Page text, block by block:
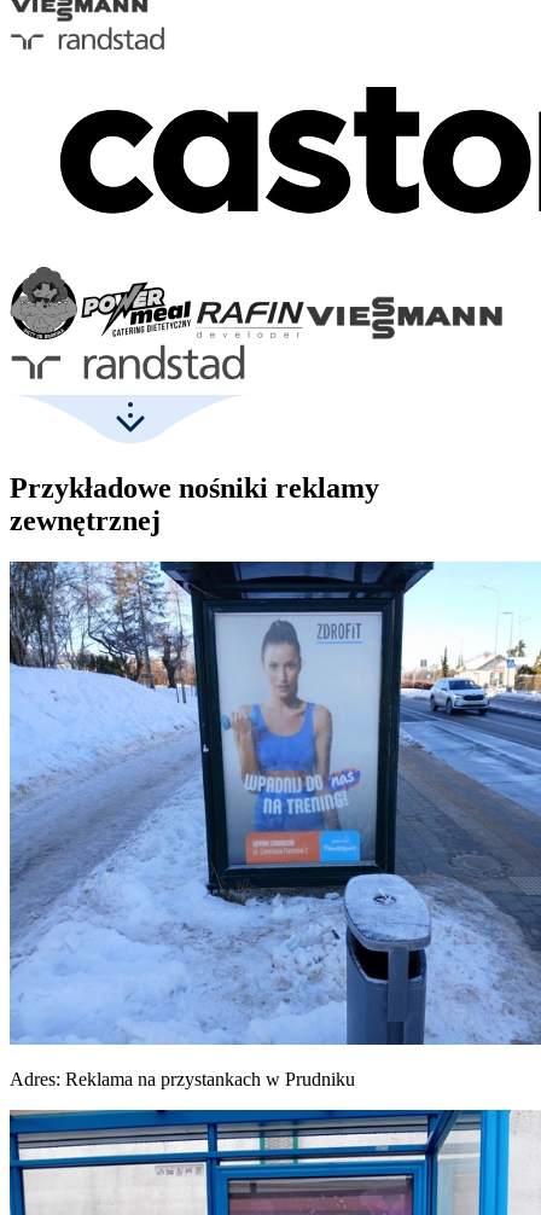
Przykładowe nośniki reklamy
zewnętrznej
Adres: Reklama na przystankach w Prudniku